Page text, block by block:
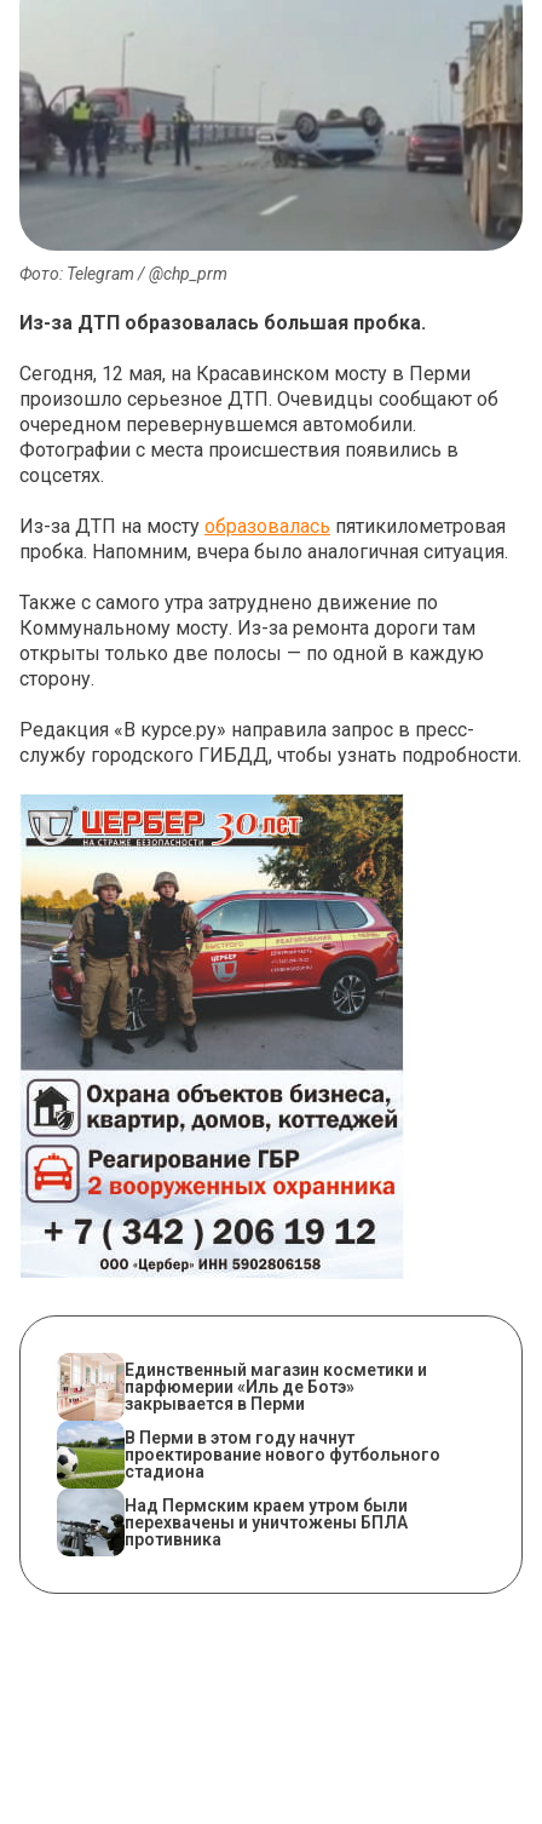
Фото: Telegram / @chp_prm
Из-за ДТП образовалась большая пробка.
Сегодня, 12 мая, на Красавинском мосту в Перми
произошло серьезное ДТП. Очевидцы сообщают об
очередном перевернувшемся автомобили.
Фотографии с места происшествия появились в
соцсетях.
Из-за ДТП на мосту образовалась пятикилометровая
пробка. Напомним, вчера было аналогичная ситуация.
Также с самого утра затруднено движение по
Коммунальному мосту. Из-за ремонта дороги там
открыты только две полосы — по одной в каждую
сторону.
Редакция «В курсе.ру» направила запрос в пресс-
службу городского ГИБДД, чтобы узнать подробности.
Единственный магазин косметики и
парфюмерии «Иль де Ботэ»
закрывается в Перми
В Перми в этом году начнут
проектирование нового футбольного
стадиона
Над Пермским краем утром были
перехвачены и уничтожены БПЛА
противника